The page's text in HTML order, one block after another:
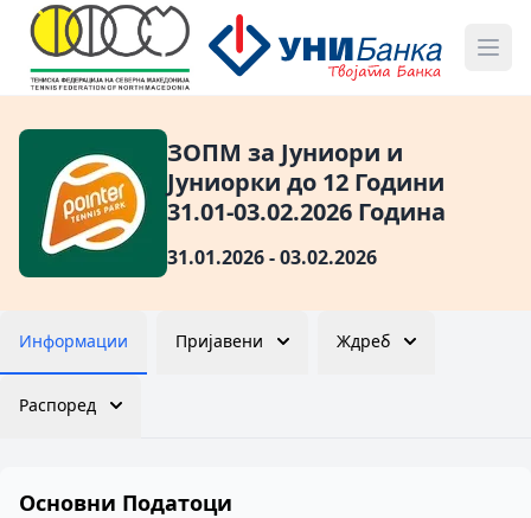
ЗОПМ за Јуниори и
Јуниорки до 12 Години
31.01-03.02.2026 Година
31.01.2026 - 03.02.2026
Информации Пријавени Ждреб
Распоред
Основни Податоци